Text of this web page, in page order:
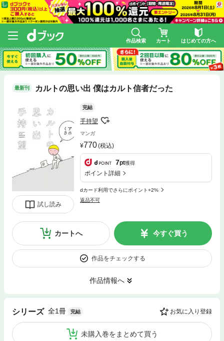
作品検索 カート はじめての方へ
最新刊 カルトの思い出 僕はカルト信者だった
試し読み
完結
手持望
マンガ
770(税込)
7pt獲得
ポイント詳細
dカード利用でさらにポイント+2%
返品不可
カートへ 今すぐ買う
作品をチェックする
作品情報へ
シリーズ 全1冊 完結 お気に入り登録
未購入巻をまとめて買う